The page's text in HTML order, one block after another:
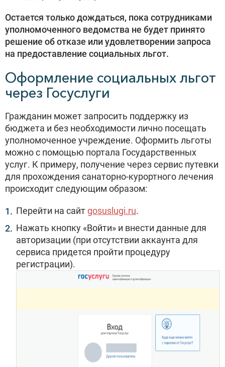
Остается только дождаться, пока сотрудниками
уполномоченного ведомства не будет принято
решение об отказе или удовлетворении запроса
на предоставление социальных льгот.
Оформление социальных льгот
через Госуслуги
Гражданин может запросить поддержку из
бюджета и без необходимости лично посещать
уполномоченное учреждение. Оформить льготы
можно с помощью портала Государственных
услуг. К примеру, получение через сервис путевки
для прохождения санаторно-курортного лечения
происходит следующим образом:
Перейти на сайт gosuslugi.ru.
Нажать кнопку «Войти» и внести данные для
авторизации (при отсутствии аккаунта для
сервиса придется пройти процедуру
регистрации).